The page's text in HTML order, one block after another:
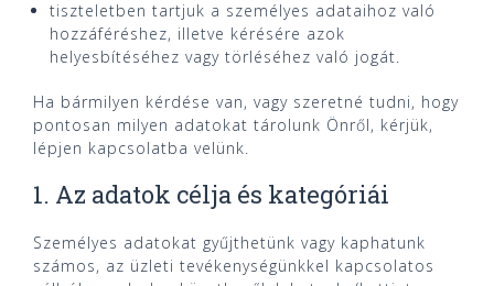
tiszteletben tartjuk a személyes adataihoz való
hozzáféréshez, illetve kérésére azok
helyesbítéséhez vagy törléséhez való jogát.
Ha bármilyen kérdése van, vagy szeretné tudni, hogy
pontosan milyen adatokat tárolunk Önről, kérjük,
lépjen kapcsolatba velünk.
1. Az adatok célja és kategóriái
Személyes adatokat gyűjthetünk vagy kaphatunk
számos, az üzleti tevékenységünkkel kapcsolatos